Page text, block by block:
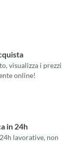
visualizza i prezzi
online!
in 24h
lavorative, non